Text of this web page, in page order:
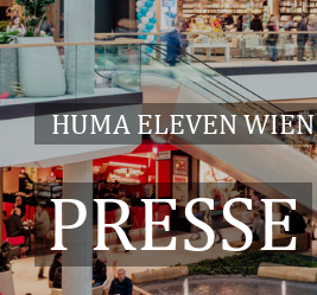
HUMA ELEVEN WIEN
PRESSE
Services
Events
MEDIAGALERIE
PRESSEKONTAKT